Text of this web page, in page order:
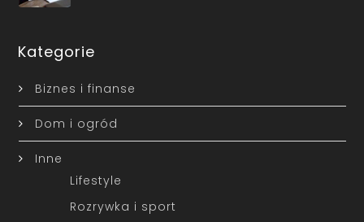
Kategorie
Biznes i finanse
Dom i ogród
Inne
Lifestyle
Rozrywka i sport